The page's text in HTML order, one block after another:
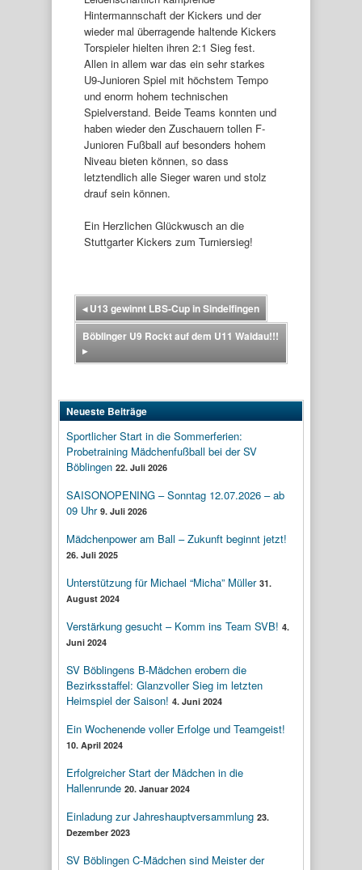
Hintermannschaft der Kickers und der
wieder mal überragende haltende Kickers
Torspieler hielten ihren 2:1 Sieg fest.
Allen in allem war das ein sehr starkes
U9-Junioren Spiel mit höchstem Tempo
und enorm hohem technischen
Spielverstand. Beide Teams konnten und
haben wieder den Zuschauern tollen F-
Junioren Fußball auf besonders hohem
Niveau bieten können, so dass
letztendlich alle Sieger waren und stolz
drauf sein können.
Ein Herzlichen Glückwusch an die
Stuttgarter Kickers zum Turniersieg!
◂U13 gewinnt LBS-Cup in Sindelfingen
Böblinger U9 Rockt auf dem U11 Waldau!!!
▸
Neueste Beiträge
Sportlicher Start in die Sommerferien:
Probetraining Mädchenfußball bei der SV
Böblingen 22. Juli 2026
SAISONOPENING – Sonntag 12.07.2026 – ab
09 Uhr 9. Juli 2026
Mädchenpower am Ball – Zukunft beginnt jetzt!
26. Juli 2025
Unterstützung für Michael “Micha” Müller 31.
August 2024
Verstärkung gesucht – Komm ins Team SVB! 4.
Juni 2024
SV Böblingens B-Mädchen erobern die
Bezirksstaffel: Glanzvoller Sieg im letzten
Heimspiel der Saison! 4. Juni 2024
Ein Wochenende voller Erfolge und Teamgeist!
10. April 2024
Erfolgreicher Start der Mädchen in die
Hallenrunde 20. Januar 2024
Einladung zur Jahreshauptversammlung 23.
Dezember 2023
SV Böblingen C-Mädchen sind Meister der